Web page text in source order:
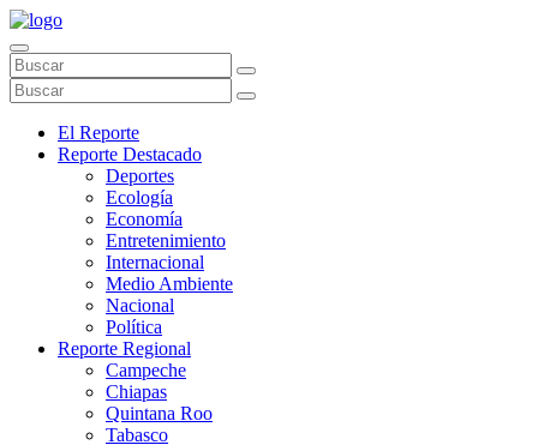
El Reporte
Reporte Destacado
Deportes
Ecología
Economía
Entretenimiento
Internacional
Medio Ambiente
Nacional
Política
Reporte Regional
Campeche
Chiapas
Quintana Roo
Tabasco